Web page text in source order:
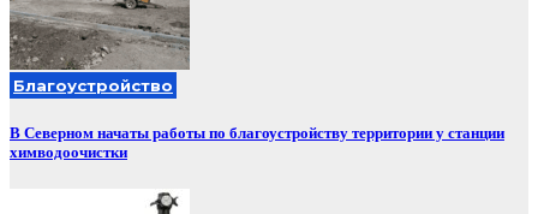
Благоустройство
В Северном начаты работы по благоустройству территории у станции
химводоочистки